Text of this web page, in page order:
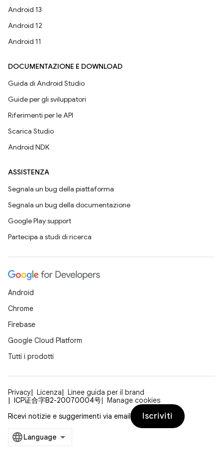
Android 13
Android 12
Android 11
DOCUMENTAZIONE E DOWNLOAD
Guida di Android Studio
Guide per gli sviluppatori
Riferimenti per le API
Scarica Studio
Android NDK
ASSISTENZA
Segnala un bug della piattaforma
Segnala un bug della documentazione
Google Play support
Partecipa a studi di ricerca
Android
Chrome
Firebase
Google Cloud Platform
Tutti i prodotti
Privacy Licenza
Linee guida per il brand
ICP证合字B2-20070004号
Manage cookies
Ricevi notizie e suggerimenti via email
Iscriviti